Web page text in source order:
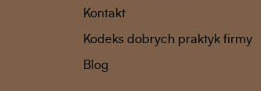
Kontakt
Kodeks dobrych praktyk firmy
Blog